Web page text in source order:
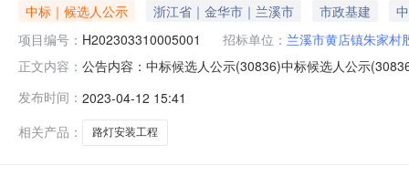
中标｜候选人公示 浙江省｜金华市｜兰溪市 市政基建
项目编号： H202303310005001 招标单位： 兰溪市黄店镇朱家村
正文内容： 公告内容：中标候选人公示(30836)中标候选人公示
理机构：大地工程咨询有限公司四、招标范围：共计138
浙江中百建设
发布时间： 2023-04-12 15:41
相关产品：
路灯安装工程